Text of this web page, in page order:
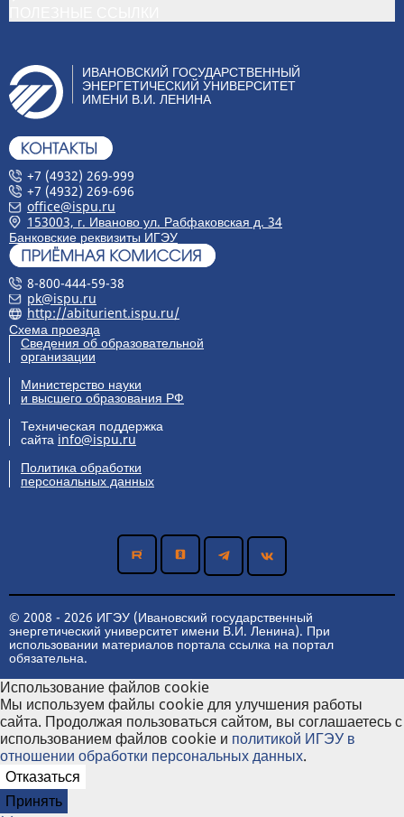
ИВАНОВСКИЙ ГОСУДАРСТВЕННЫЙ
ЭНЕРГЕТИЧЕСКИЙ УНИВЕРСИТЕТ
ИМЕНИ В.И. ЛЕНИНА
+7 (4932) 269-999
+7 (4932) 269-696
office@ispu.ru
153003, г. Иваново ул. Рабфаковская д. 34
Банковские реквизиты ИГЭУ
8-800-444-59-38
pk@ispu.ru
http://abiturient.ispu.ru/
Схема проезда
Сведения об образовательной
организации
Министерство науки
и высшего образования РФ
Техническая поддержка
сайта info@ispu.ru
Политика обработки
персональных данных
© 2008 - 2026 ИГЭУ (Ивановский государственный
энергетический университет имени В.И. Ленина). При
использовании материалов портала ссылка на портал
обязательна.
Использование файлов cookie
Мы используем файлы cookie для улучшения работы
сайта. Продолжая пользоваться сайтом, вы соглашаетесь с
использованием файлов cookie и политикой ИГЭУ в
отношении обработки персональных данных.
Отказаться
Принять